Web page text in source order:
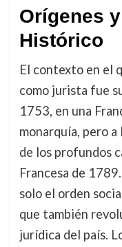
Orígenes
Histórico
El contexto en el
como jurista fue
1753, en una
monarquía, pero
de los profundos
Francesa de
solo el orden
que también
jurídica del país.